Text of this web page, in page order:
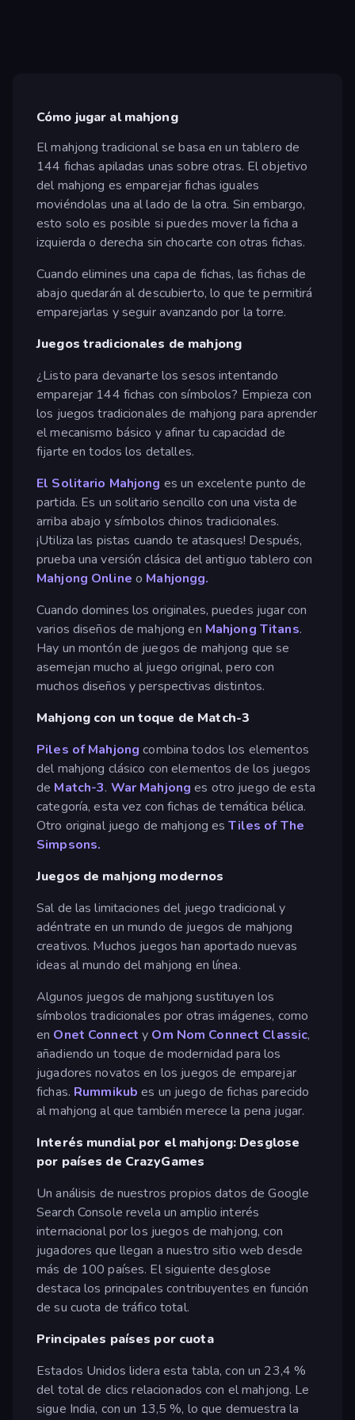
Cómo jugar al mahjong
El mahjong tradicional se basa en un tablero de
144 fichas apiladas unas sobre otras. El objetivo
del mahjong es emparejar fichas iguales
moviéndolas una al lado de la otra. Sin embargo,
esto solo es posible si puedes mover la ficha a
izquierda o derecha sin chocarte con otras fichas.
Cuando elimines una capa de fichas, las fichas de
abajo quedarán al descubierto, lo que te permitirá
emparejarlas y seguir avanzando por la torre.
Juegos tradicionales de mahjong
¿Listo para devanarte los sesos intentando
emparejar 144 fichas con símbolos? Empieza con
los juegos tradicionales de mahjong para aprender
el mecanismo básico y afinar tu capacidad de
fijarte en todos los detalles.
El Solitario Mahjong es un excelente punto de
partida. Es un solitario sencillo con una vista de
arriba abajo y símbolos chinos tradicionales.
¡Utiliza las pistas cuando te atasques! Después,
prueba una versión clásica del antiguo tablero con
Mahjong Online o Mahjongg.
Cuando domines los originales, puedes jugar con
varios diseños de mahjong en Mahjong Titans.
Hay un montón de juegos de mahjong que se
asemejan mucho al juego original, pero con
muchos diseños y perspectivas distintos.
Mahjong con un toque de Match-3
Piles of Mahjong combina todos los elementos
del mahjong clásico con elementos de los juegos
de Match-3. War Mahjong es otro juego de esta
categoría, esta vez con fichas de temática bélica.
Otro original juego de mahjong esTiles of The
Simpsons.
Juegos de mahjong modernos
Sal de las limitaciones del juego tradicional y
adéntrate en un mundo de juegos de mahjong
creativos. Muchos juegos han aportado nuevas
ideas al mundo del mahjong en línea.
Algunos juegos de mahjong sustituyen los
símbolos tradicionales por otras imágenes, como
en Onet Connect y Om Nom Connect Classic,
añadiendo un toque de modernidad para los
jugadores novatos en los juegos de emparejar
fichas. Rummikub es un juego de fichas parecido
al mahjong al que también merece la pena jugar.
Interés mundial por el mahjong: Desglose
por países de CrazyGames
Un análisis de nuestros propios datos de Google
Search Console revela un amplio interés
internacional por los juegos de mahjong, con
jugadores que llegan a nuestro sitio web desde
más de 100 países. El siguiente desglose
destaca los principales contribuyentes en función
de su cuota de tráfico total.
Principales países por cuota
Estados Unidos lidera esta tabla, con un 23,4 %
del total de clics relacionados con el mahjong. Le
sigue India, con un 13,5 %, lo que demuestra la